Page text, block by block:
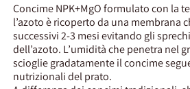
Concime NPK+MgO formulato con la
l’azoto è ricoperto da una membrana
successivi 2-3 mesi evitando gli
dell’azoto. L’umidità che penetra nel
scioglie gradatamente il concime
nutrizionali del prato.